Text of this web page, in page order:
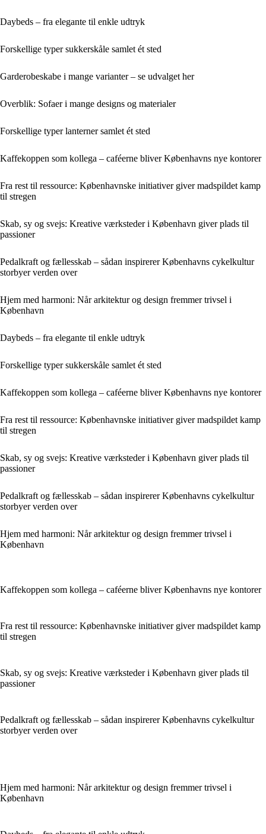
Daybeds – fra elegante til enkle udtryk
Forskellige typer sukkerskåle samlet ét sted
Garderobeskabe i mange varianter – se udvalget her
Overblik: Sofaer i mange designs og materialer
Forskellige typer lanterner samlet ét sted
Kaffekoppen som kollega – caféerne bliver Københavns nye kontorer
Fra rest til ressource: Københavnske initiativer giver madspildet kamp
til stregen
Skab, sy og svejs: Kreative værksteder i København giver plads til
passioner
Pedalkraft og fællesskab – sådan inspirerer Københavns cykelkultur
storbyer verden over
Hjem med harmoni: Når arkitektur og design fremmer trivsel i
København
Daybeds – fra elegante til enkle udtryk
Forskellige typer sukkerskåle samlet ét sted
Kaffekoppen som kollega – caféerne bliver Københavns nye kontorer
Fra rest til ressource: Københavnske initiativer giver madspildet kamp
til stregen
Skab, sy og svejs: Kreative værksteder i København giver plads til
passioner
Pedalkraft og fællesskab – sådan inspirerer Københavns cykelkultur
storbyer verden over
Hjem med harmoni: Når arkitektur og design fremmer trivsel i
København
Kaffekoppen som kollega – caféerne bliver Københavns nye kontorer
Fra rest til ressource: Københavnske initiativer giver madspildet kamp
til stregen
Skab, sy og svejs: Kreative værksteder i København giver plads til
passioner
Pedalkraft og fællesskab – sådan inspirerer Københavns cykelkultur
storbyer verden over
Hjem med harmoni: Når arkitektur og design fremmer trivsel i
København